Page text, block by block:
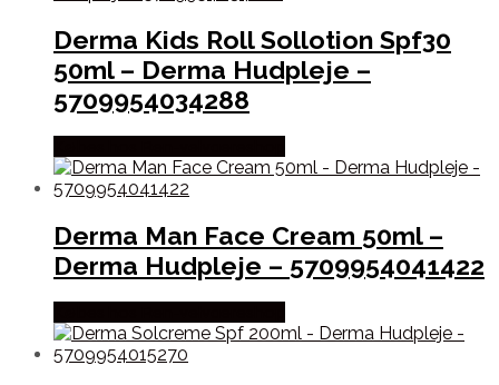
Derma Kids Roll Sollotion Spf30
50ml – Derma Hudpleje –
5709954034288
Derma Man Face Cream 50ml –
Derma Hudpleje – 5709954041422